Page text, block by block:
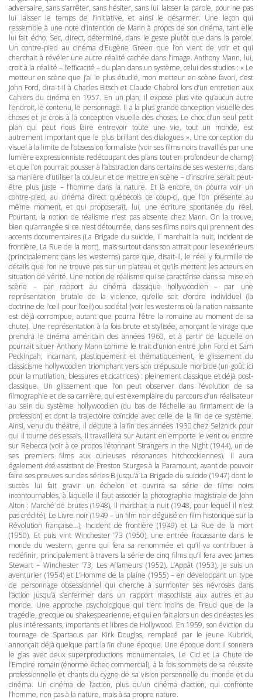
adversaire, sans s’arrêter, sans hésiter, sans lui laisser la parole, pour ne pas
lui laisser le temps de l’initiative, et ainsi le désarmer. Une leçon qui
ressemble à une note d’intention de Mann à propos de son cinéma, tant elle
lui fait écho. Sec, direct, déterminé, dans le geste plutôt que dans la parole.
Un contre-pied au cinéma d’Eugène Green que l’on vient de voir et qui
cherchait à révéler une autre réalité cachée dans l’image. Anthony Mann, lui,
croit à la réalité – l’efficacité – du plan dans un système, celui des studios : « Le
metteur en scène que j’ai le plus étudié, mon metteur en scène favori, c’est
John Ford, dira-t-il à Charles Bitsch et Claude Chabrol lors d’un entretien aux
Cahiers du cinéma en 1957. En un plan, il expose plus vite qu’aucun autre
l’endroit, le contenu, le personnage. Il a la plus grande conception visuelle des
choses et je crois à la conception visuelle des choses. Le choc d’un seul petit
plan qui peut nous faire entrevoir toute une vie, tout un monde, est
autrement important que le plus brillant des dialogues ». Une conception du
visuel à la limite de l’obsession formaliste (voir ses films noirs travaillés par une
lumière expressionniste redécoupant des plans tout en profondeur de champ)
et que l’on pourrait pousser à l’abstraction dans certains de ses westerns ; dans
sa manière d’utiliser la couleur et de mettre en scène – d’inscrire serait peut-
être plus juste – l’homme dans la nature. Et là encore, on pourra voir un
contre-pied, au cinéma direct québécois ce coup-ci, que l’on présente au
même moment, et qui proposerait, lui, une écriture spontanée du réel.
Pourtant, la notion de réalisme n’est pas absente chez Mann. On la trouve,
bien qu’arrangée si ce n’est détournée, dans ses films noirs qui prennent des
accents documentaires (La Brigade du suicide, Il marchait la nuit, Incident de
frontière, La Rue de la mort), mais surtout dans son attrait pour les extérieurs
(principalement dans les westerns) parce que, disait-il, le réel y fourmille de
détails que l’on ne trouve pas sur un plateau et qu’ils mettent les acteurs en
situation de vérité. Une notion de réalisme qui se caractérise dans sa mise en
scène – par rapport au cinéma classique hollywoodien – par une
représentation brutale de la violence, qu’elle soit d’ordre individuel (la
doctrine de l’œil pour l’œil) ou sociétal (voir les westerns où la nation naissante
est déjà corrompue, autant que pourra l’être la romaine au moment de sa
chute). Une représentation à la fois brute et stylisée, amorçant le virage que
prendra le cinéma américain des années 1960, et à partir de laquelle on
pourrait situer Anthony Mann comme le trait d’union entre John Ford et Sam
Peckinpah, incarnant, plastiquement et thématiquement, le glissement du
classicisme hollywoodien triomphant vers son crépuscule morbide (un goût ici
pour la mutilation, blessures et cicatrices) : pleinement classique et déjà post-
classique. Un glissement que l’on peut observer dans l’évolution de sa
filmographie et de sa carrière, qui est exemplaire du parcours d’un réalisateur
au sein du système hollywoodien (du bas de l’échelle au firmament de la
profession) et dont la trajectoire coïncide avec celle de la fin de ce système.
Ainsi, venu du théâtre, il débute à la fin des années 1930 chez Selznick pour
qui il tourne des essais. Il travaillera sur Autant en emporte le vent ou encore
sur Rebecca (voir à ce propos l’étonnant Strangers in the Night (1944), un de
ses premiers films aux curieuses résonances hitchcockiennes). Il aura
également été assistant de Preston Sturges à la Paramount, avant de pouvoir
faire ses preuves sur des séries B jusqu’à La Brigade du suicide (1947) dont le
succès lui fait gravir un échelon et ouvrira sa série de films noirs
incontournables, à laquelle il faut associer la photographie magistrale de John
Alton : Marché de brutes (1948), Il marchait la nuit (1948, pour lequel il n’est
pas crédité), Le Livre noir (1949 – un film noir déguisé en film historique sur la
Révolution française…), Incident de frontière (1949) et La Rue de la mort
(1950). Et puis vint Winchester ’73 (1950), une entrée fracassante dans le
monde du western, genre qui fera sa renommée et qu’il va contribuer à
redéfinir, principalement à travers la série de cinq films qu’il fera avec James
Stewart – Winchester ’73, Les Affameurs (1952), L’Appât (1953), Je suis un
aventurier (1954) et L’Homme de la plaine (1955) – en développant un type
de personnage obsessionnel qui cherche à surmonter ses névroses dans
l’action jusqu’à s’enfermer dans un rapport masochiste aux autres et au
monde. Une approche psychologique qui tient moins de Freud que de la
tragédie, grecque ou shakespearienne, et qui en fait alors un des cinéastes les
plus intéressants, importants et libres de Hollywood. En 1959, son éviction du
tournage de Spartacus par Kirk Douglas, remplacé par le jeune Kubrick,
annonçait déjà quelque part la fin d’une époque. Une époque dont il sonnera
le glas avec deux superproductions monumentales, Le Cid et La Chute de
l’Empire romain (énorme échec commercial), à la fois sommets de sa réussite
professionnelle et chants du cygne de sa vision personnelle du monde et du
cinéma. Un cinéma de l’action, plus qu’un cinéma d’action, qui confronte
l’homme, non pas à la nature, mais à sa propre nature.